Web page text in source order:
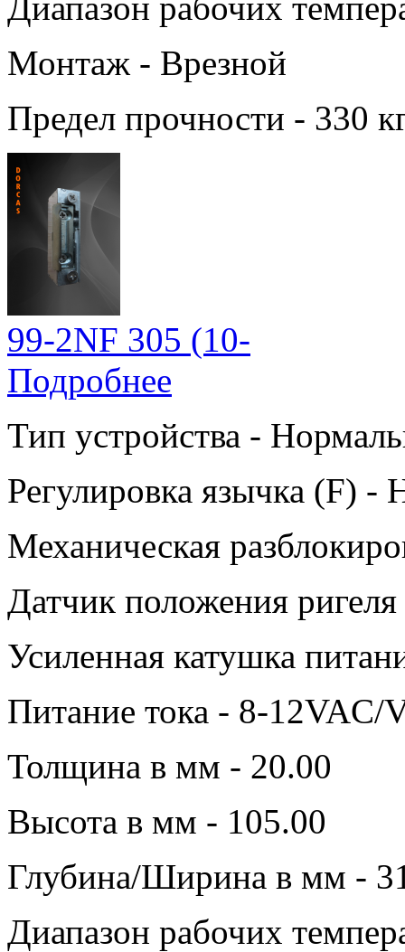
Монтаж - Врезной
Предел прочности - 330
99-2NF 305 (10-
Подробнее
Тип устройства -
Регулировка язычка (F) -
Механическая
Датчик положения
Усиленная катушка
Питание тока - 8-12VAC/
Толщина в мм - 20.00
Высота в мм - 105.00
Глубина/Ширина в мм -
Диапазон рабочих